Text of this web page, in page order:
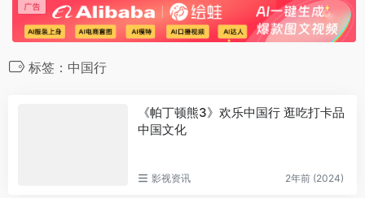
标签：中国行
《帕丁顿熊3》欢乐中国行 逛吃打卡品
中国文化
影视资讯 2年前 (2024)